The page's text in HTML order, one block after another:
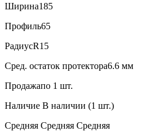
Ширина185
Профиль65
РадиусR15
Сред. остаток протектора6.6 мм
Продажапо 1 шт.
Наличие В наличии (1 шт.)
Средняя Средняя Средняя